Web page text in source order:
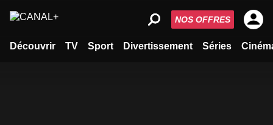
Découvrir TV Sport Divertissement Séries
NOS OFFRES